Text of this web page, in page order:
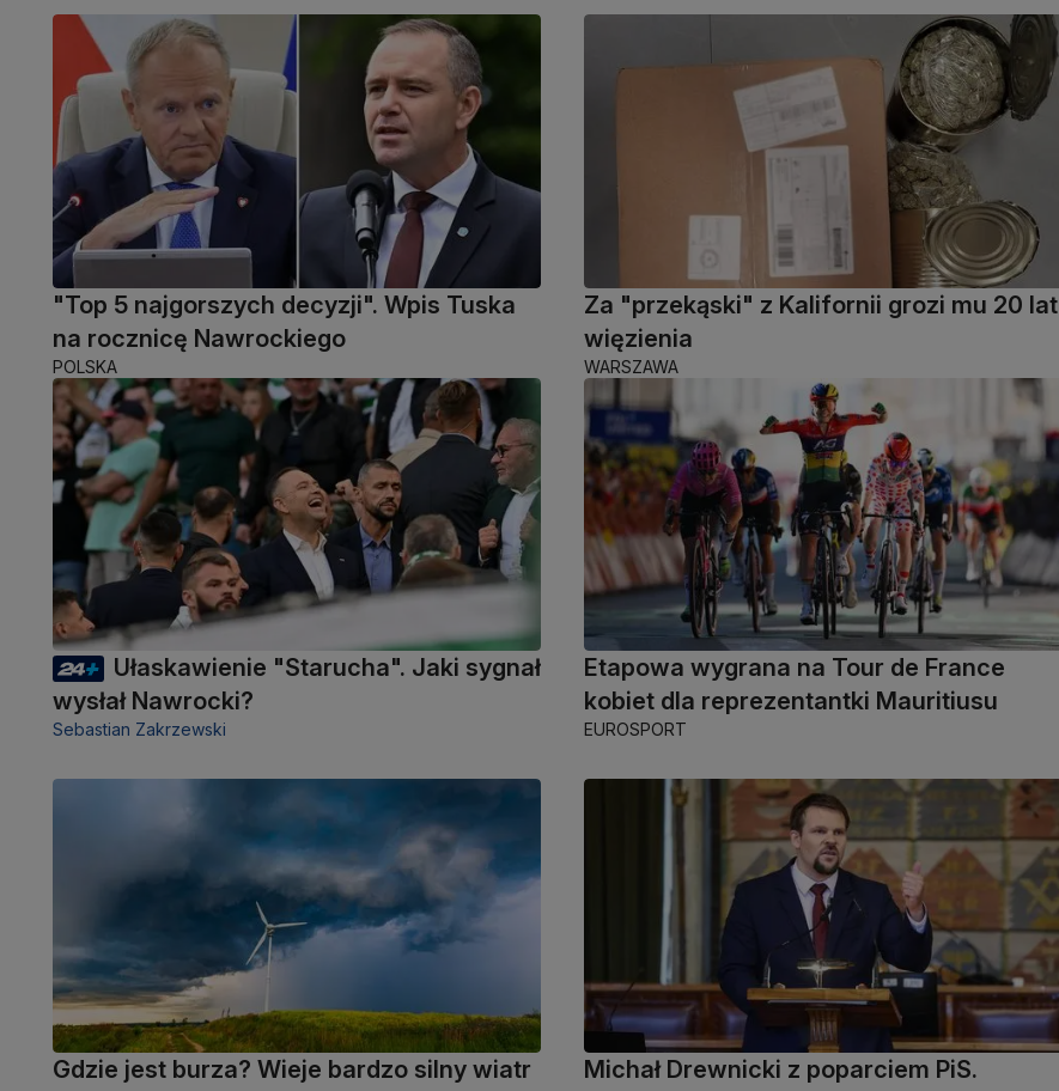
"Top 5 najgorszych decyzji". Wpis Tuska
na rocznicę Nawrockiego
POLSKA
Za "przekąski" z Kalifornii grozi mu 20 lat
więzienia
WARSZAWA
Ułaskawienie "Starucha". Jaki sygnał
wysłał Nawrocki?
Sebastian Zakrzewski
Etapowa wygrana na Tour de France
kobiet dla reprezentantki Mauritiusu
EUROSPORT
Gdzie jest burza? Wieje bardzo silny wiatr
Michał Drewnicki z poparciem PiS.